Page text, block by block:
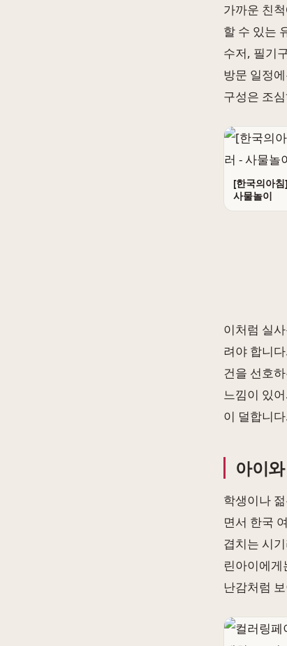
가까운 친
할 수 있는
수저, 필기
방문 일정
구성은 조
[한국의아
사물놀이
이처럼 실
려야 합니
건을 선호
느낌이 있
이 덜합니
아이
학생이나
면서 한국
겹치는 시
린아이에
난감처럼